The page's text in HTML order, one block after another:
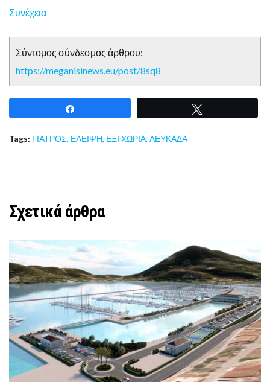
Συνέχεια
Σύντομος σύνδεσμος άρθρου:
https://meganisinews.eu/post/8sq8
Tags: ΓΙΑΤΡΟΣ, ΕΛΕΙΨΗ, ΕΞΙ ΧΩΡΙΑ, ΛΕΥΚΑΔΑ
Σχετικά άρθρα